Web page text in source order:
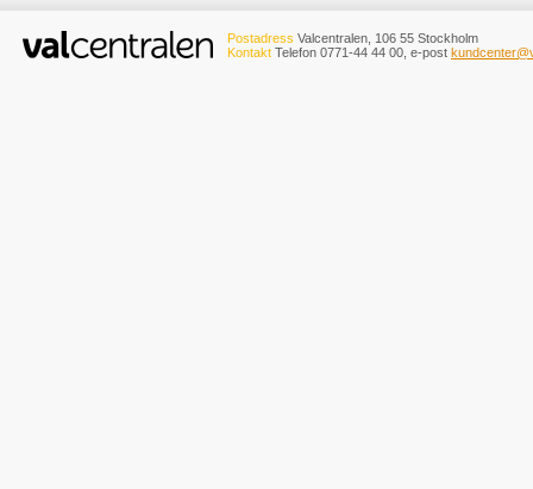
Postadress Valcentralen, 106 55 Stockholm
Kontakt Telefon 0771-44 44 00, e-post